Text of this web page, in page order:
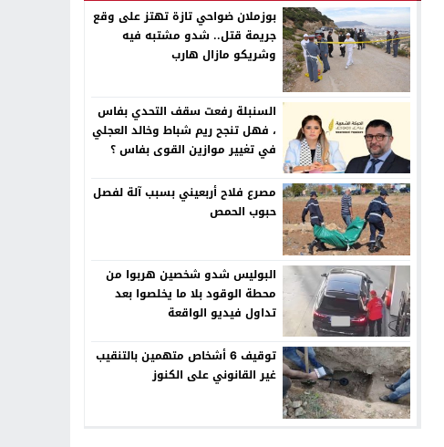
بوزملان ضواحي تازة تهتز على وقع
جريمة قتل.. شدو مشتبه فيه
وشريكو مازال هارب
السنبلة رفعت سقف التحدي بفاس
، فهل تنجح ريم شباط وخالد العجلي
في تغيير موازين القوى بفاس ؟
مصرع فلاح أربعيني بسبب آلة لفصل
حبوب الحمص
البوليس شدو شخصين هربوا من
محطة الوقود بلا ما يخلصوا بعد
تداول فيديو الواقعة
توقيف 6 أشخاص متهمين بالتنقيب
غير القانوني على الكنوز